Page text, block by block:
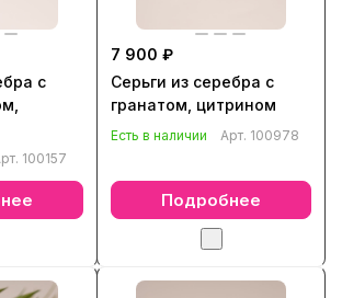
с
100157
7 900 ₽
Серьги из серебра с
гранатом, цитрином
Есть в наличии Арт. 100978
Подробнее